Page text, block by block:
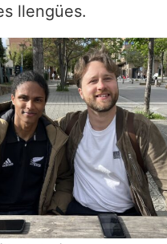
llengües.